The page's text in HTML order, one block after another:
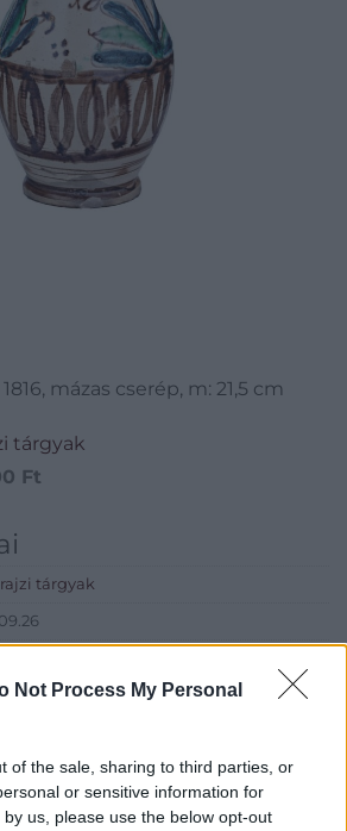
Not Process My Personal
of the sale, sharing to third parties, or
or sensitive information for
us, please use the below opt-out
mázas cserép, m: 21,5 cm
tárgyak
Ft
tárgyak
Balaton utca 8.